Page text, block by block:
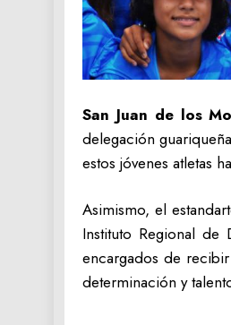
‎San Juan de los
delegación
estos jóvenes atletas
‎Asimismo, el
Instituto Regional
encargados de
determinación y